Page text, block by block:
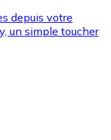
depuis votre
un simple toucher